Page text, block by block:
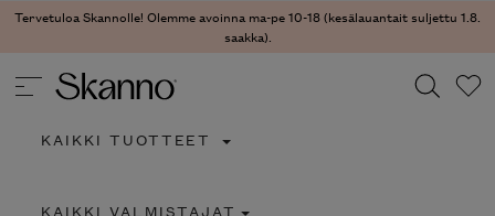
Tervetuloa Skannolle! Olemme avoinna ma-pe 10-18 (kesälauantait suljettu 1.8.
saakka).
Type 2 or more characters for results.
KAIKKI TUOTTEET
KAIKKI VALMISTAJAT